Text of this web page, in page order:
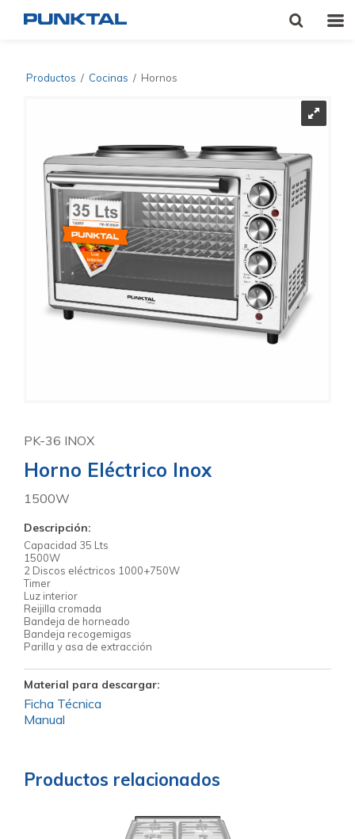
Productos / Cocinas / Hornos
PK-36 INOX
Horno Eléctrico Inox
1500W
Descripción:
Capacidad 35 Lts
1500W
2 Discos eléctricos 1000+750W
Timer
Luz interior
Reijilla cromada
Bandeja de horneado
Bandeja recogemigas
Parilla y asa de extracción
Material para descargar:
Ficha Técnica
Manual
Productos relacionados